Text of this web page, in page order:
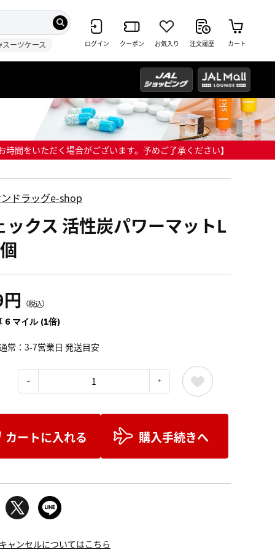
スーツケース ログイン クーポン お気入り 注文履歴 カート
間をいただく場合がございます。予めご了承ください】
ドラッグe-shop
ックス 活性炭パワーマットL
（税込）
6 マイル (1倍)
常：3-7営業日 発送目安
カートに入れる 購入手続きへ
ャンセルについてはこちら